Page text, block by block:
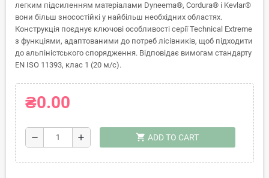
легким підсиленням матеріалами Dyneema®, Cordura® і Kevlar®
вони більш зносостійкі у найбільш необхідних областях.
Конструкція поєднує ключові особливості серії Technical Extreme
з функціями, адаптованими до потреб лісівників, щоб підходити
до альпіністського спорядження. Відповідає вимогам стандарту
EN ISO 11393, клас 1 (20 м/с).
₴0.00
remove add shopping_cart ADD TO CART